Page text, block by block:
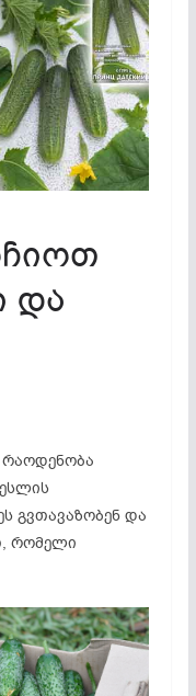
და
რაოდენობა
გვთავაზობენ და
რომელი